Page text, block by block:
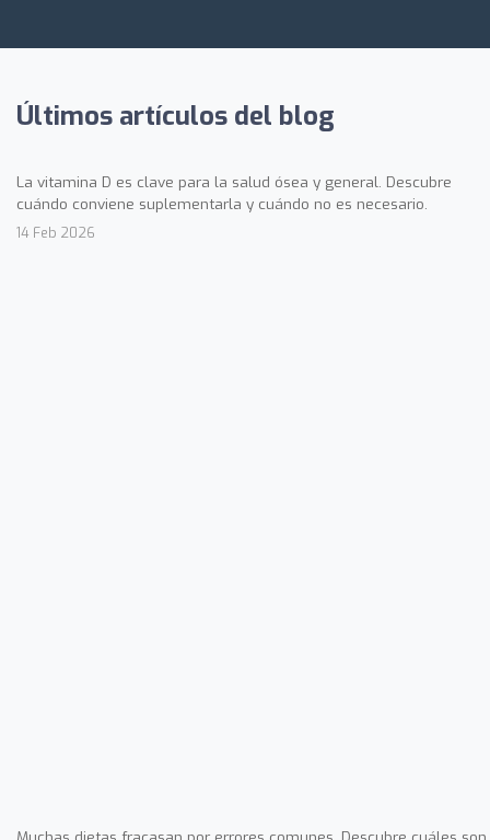
Últimos artículos del blog
La vitamina D es clave para la salud ósea y general. Descubre
cuándo conviene suplementarla y cuándo no es necesario.
14 Feb 2026